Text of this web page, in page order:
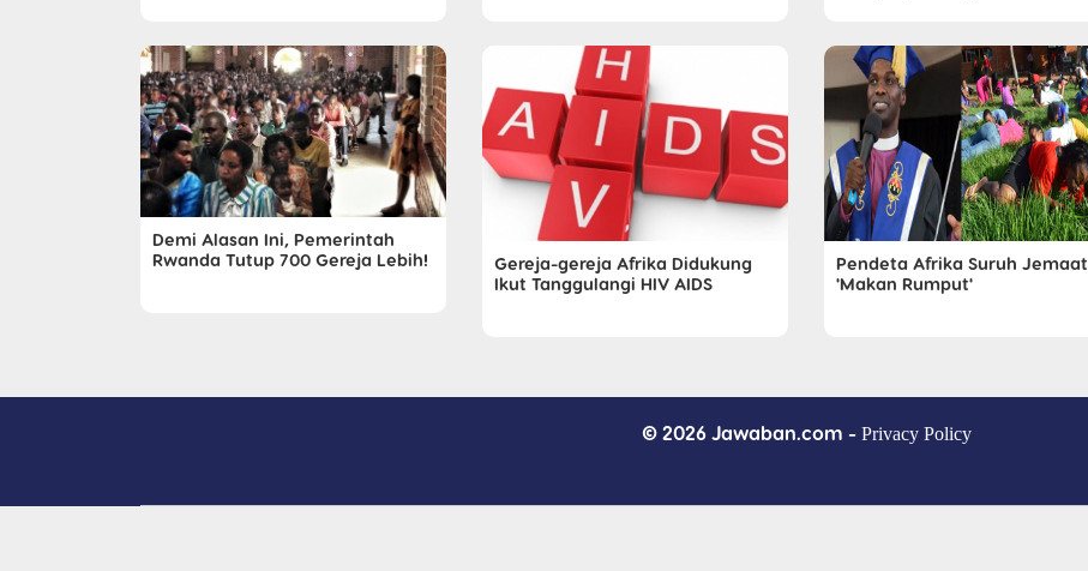
Demi Alasan Ini, Pemerintah
Rwanda Tutup 700 Gereja Lebih!
Gereja-gereja Afrika Didukung
Ikut Tanggulangi HIV AIDS
Pendeta Afrika Suruh Jemaat
'Makan Rumput'
© 2026 Jawaban.com - Privacy Policy